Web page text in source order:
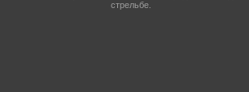
стрельбе.